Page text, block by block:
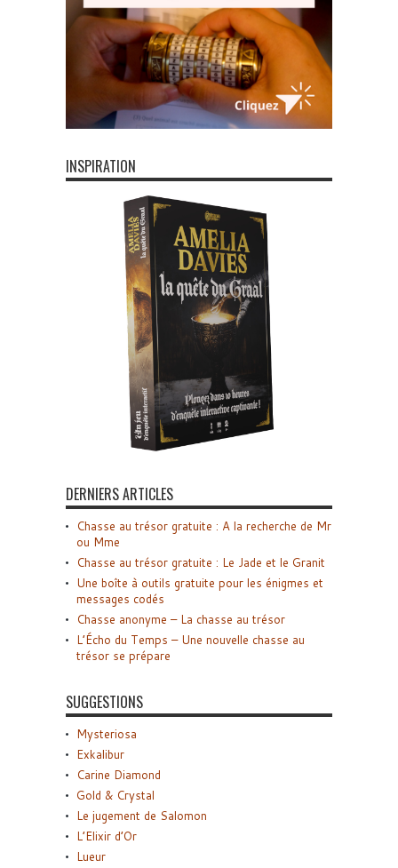
INSPIRATION
DERNIERS ARTICLES
Chasse au trésor gratuite : A la recherche de Mr
ou Mme
Chasse au trésor gratuite : Le Jade et le Granit
Une boîte à outils gratuite pour les énigmes et
messages codés
Chasse anonyme – La chasse au trésor
L’Écho du Temps – Une nouvelle chasse au
trésor se prépare
SUGGESTIONS
Mysteriosa
Exkalibur
Carine Diamond
Gold & Crystal
Le jugement de Salomon
L’Elixir d’Or
Lueur